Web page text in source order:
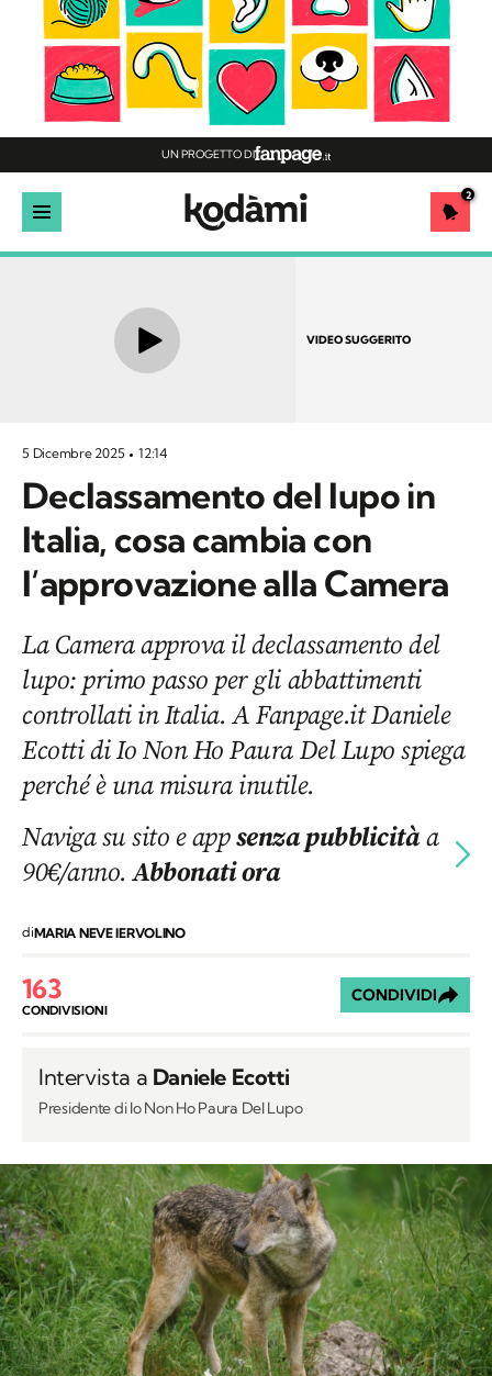
UN PROGETTO DI
2
VIDEO SUGGERITO
5 Dicembre 2025 12:14
Declassamento del lupo in
Italia, cosa cambia con
l’approvazione alla Camera
La Camera approva il declassamento del
lupo: primo passo per gli abbattimenti
controllati in Italia. A Fanpage.it Daniele
Ecotti di Io Non Ho Paura Del Lupo spiega
perché è una misura inutile.
Naviga su sito e appsenza pubblicitàa
90€/anno.Abbonati ora
diMARIA NEVE IERVOLINO
163
CONDIVISIONI
CONDIVIDI
Intervista a Daniele Ecotti
Presidente di Io Non Ho Paura Del Lupo